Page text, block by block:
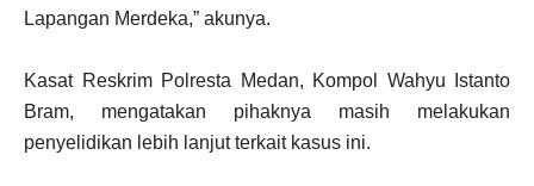
Lapangan Merdeka,” akunya.
Kasat Reskrim Polresta Medan, Kompol Wahyu Istanto
Bram, mengatakan pihaknya masih melakukan
penyelidikan lebih lanjut terkait kasus ini.